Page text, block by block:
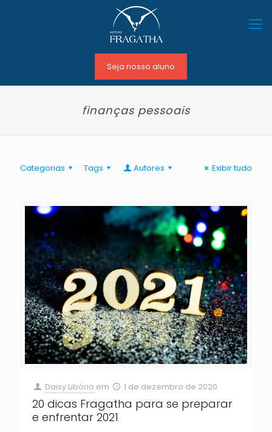
Seja nosso aluno
finanças pessoais
Categorias Tags Autores Exibir tudo
Daisy Libório em 1 de dezembro de 2020
20 dicas Fragatha para se preparar
e enfrentar 2021